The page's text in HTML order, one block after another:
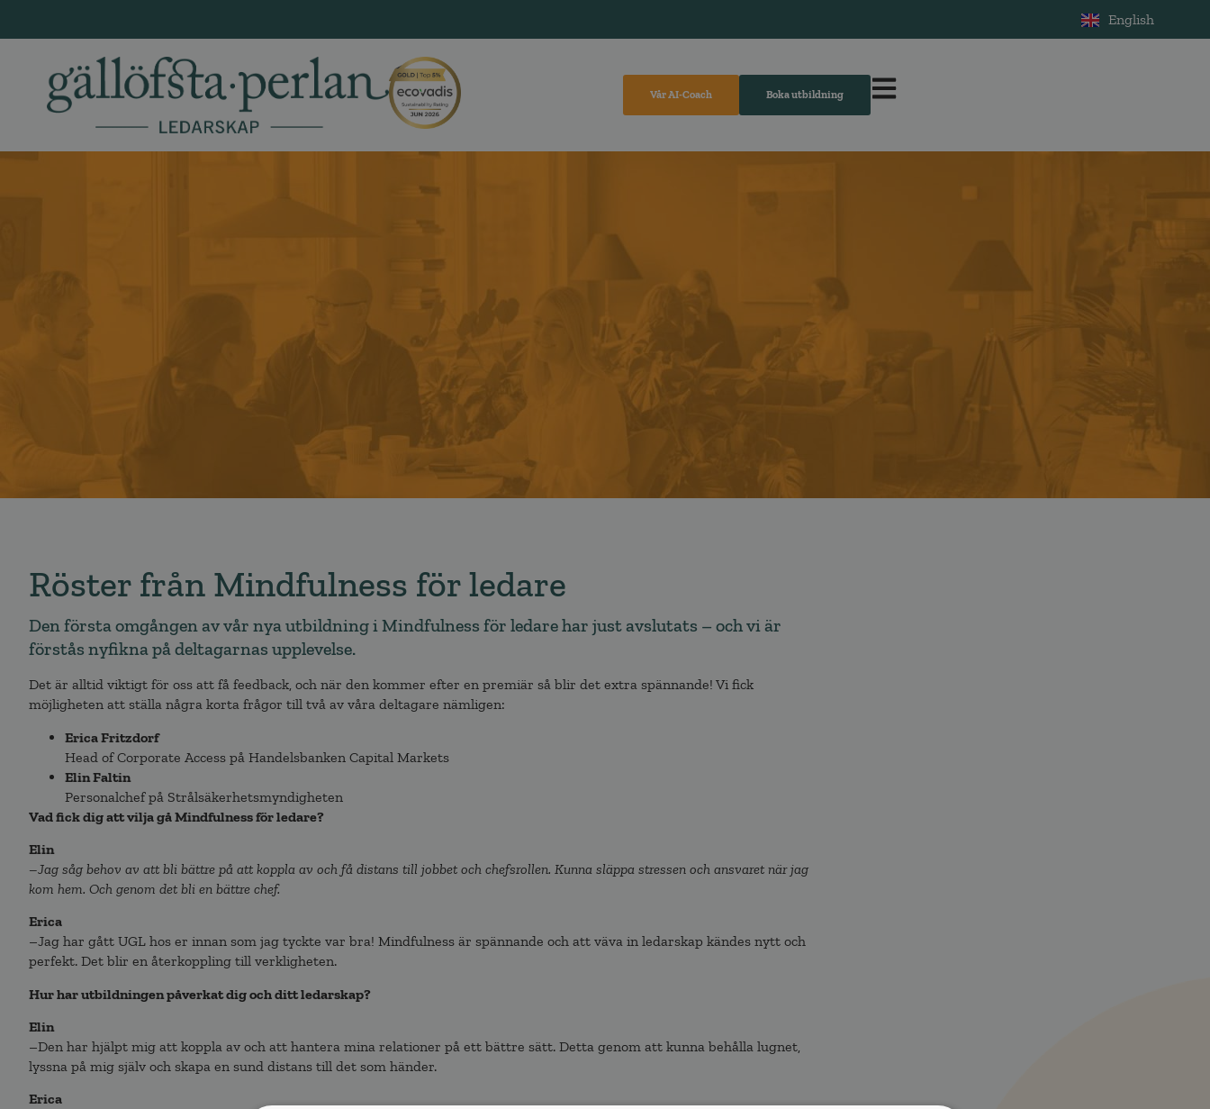
English
Vår AI-Coach Boka utbildning
Röster från Mindfulness för ledare
Den första omgången av vår nya utbildning i Mindfulness för ledare har just avslutats – och vi är
förstås nyfikna på deltagarnas upplevelse.
Det är alltid viktigt för oss att få feedback, och när den kommer efter en premiär så blir det extra spännande! Vi fick
möjligheten att ställa några korta frågor till två av våra deltagare nämligen:
Erica Fritzdorf
Head of Corporate Access på Handelsbanken Capital Markets
Elin Faltin
Personalchef på Strålsäkerhetsmyndigheten
Vad fick dig att vilja gå Mindfulness för ledare?
Elin
–Jag såg behov av att bli bättre på att koppla av och få distans till jobbet och chefsrollen. Kunna släppa stressen och ansvaret när jag
kom hem. Och genom det bli en bättre chef.
Erica
–Jag har gått UGL hos er innan som jag tyckte var bra! Mindfulness är spännande och att väva in ledarskap kändes nytt och
perfekt. Det blir en återkoppling till verkligheten.
Hur har utbildningen påverkat dig och ditt ledarskap?
Elin
–Den har hjälpt mig att koppla av och att hantera mina relationer på ett bättre sätt. Detta genom att kunna behålla lugnet,
lyssna på mig själv och skapa en sund distans till det som händer.
Erica